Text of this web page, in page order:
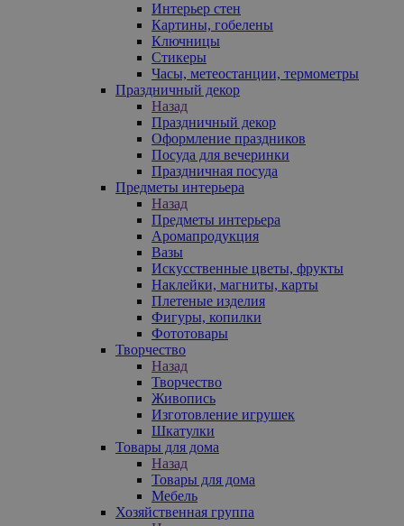
Интерьер стен
Картины, гобелены
Ключницы
Стикеры
Часы, метеостанции, термометры
Праздничный декор
Назад
Праздничный декор
Оформление праздников
Посуда для вечеринки
Праздничная посуда
Предметы интерьера
Назад
Предметы интерьера
Аромапродукция
Вазы
Искусственные цветы, фрукты
Наклейки, магниты, карты
Плетеные изделия
Фигуры, копилки
Фототовары
Творчество
Назад
Творчество
Живопись
Изготовление игрушек
Шкатулки
Товары для дома
Назад
Товары для дома
Мебель
Хозяйственная группа